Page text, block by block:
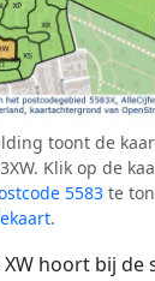
toont de
Klik op de
5583 te
.
hoort bij de